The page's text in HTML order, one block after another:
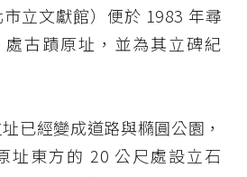
立文獻館）便於 1983 年尋
古蹟原址，並為其立碑紀
已經變成道路與橢圓公園，
址東方的 20 公尺處設立石